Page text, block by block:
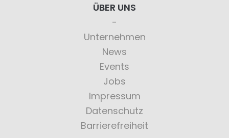
ÜBER UNS
Unternehmen
News
Events
Jobs
Impressum
Datenschutz
Barrierefreiheit